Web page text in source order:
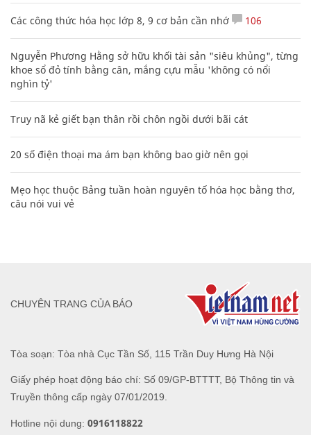
Các công thức hóa học lớp 8, 9 cơ bản cần nhớ 106
Nguyễn Phương Hằng sở hữu khối tài sản "siêu khủng", từng
khoe sổ đỏ tính bằng cân, mắng cựu mẫu 'không có nổi
nghìn tỷ'
Truy nã kẻ giết bạn thân rồi chôn ngồi dưới bãi cát
20 số điện thoại ma ám bạn không bao giờ nên gọi
Mẹo học thuộc Bảng tuần hoàn nguyên tố hóa học bằng thơ,
câu nói vui vẻ
Tòa soạn: Tòa nhà Cục Tần Số, 115 Trần Duy Hưng Hà Nội
Giấy phép hoạt động báo chí: Số 09/GP-BTTTT, Bộ Thông tin và
Truyền thông cấp ngày 07/01/2019.
Hotline nội dung: 0916118822
CHUYÊN TRANG CỦA BÁO